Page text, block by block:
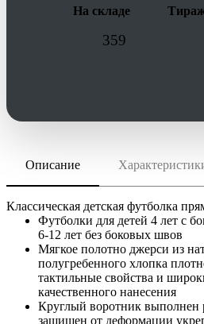
На складе
359
Описание
Классическая детская футболка
Футболки для детей 4 лет с
6-12 лет без боковых швов
Мягкое полотно джерси из
полугребенного хлопка
тактильные свойства и
качественного нанесения
Круглый воротник выполнен
защищен от деформации
РАЗМЕР ТОВАРА
хлопок 100%; джерси, плотность
ТРАНСПОРТНАЯ УПАКОВКА
24.0x35.0x34.0 см
ИНДИВИДУАЛЬНАЯ УПАКОВКА
ВИДЫ НАНЕСЕНИЯ
I2 -Вышивка (10 цветов)
скачать (pdf)
Инструкция по сохранению pdf из
Инструкция по сохранению pdf из